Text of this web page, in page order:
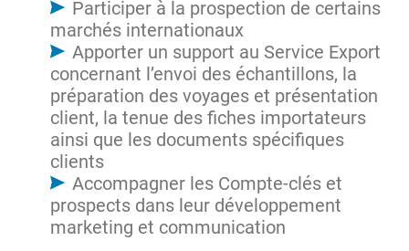
Participer à la prospection de certains
marchés internationaux
Apporter un support au Service Export
concernant l’envoi des échantillons, la
préparation des voyages et présentation
client, la tenue des fiches importateurs
ainsi que les documents spécifiques
clients
Accompagner les Compte-clés et
prospects dans leur développement
marketing et communication